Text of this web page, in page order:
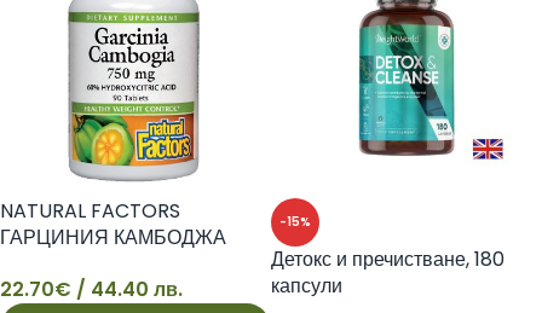
22
NATURAL FACTORS
ГАРЦИНИЯ КАМБОДЖА
22.70€ / 44.40 лв.
-15%
Детокс и пречистване, 180
капсули